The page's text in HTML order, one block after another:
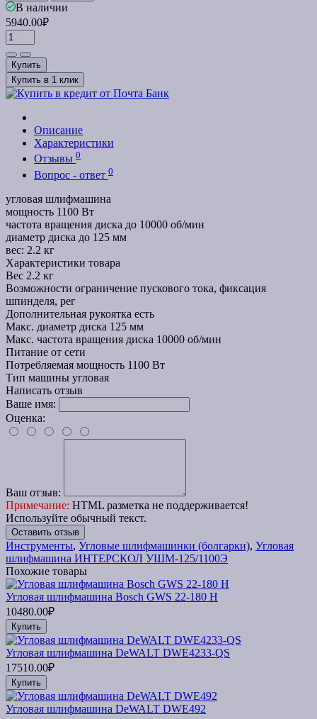
В наличии
5940.00₽
Купить
Купить в 1 клик
Описание
Характеристики
Отзывы 0
Вопрос - ответ 0
угловая шлифмашина
мощность 1100 Вт
частота вращения диска до 10000 об/мин
диаметр диска до 125 мм
вес: 2.2 кг
Характеристики товара
Вес 2.2 кг
Возможности ограничение пускового тока, фиксация
шпинделя, рег
Дополнительная рукоятка есть
Макс. диаметр диска 125 мм
Макс. частота вращения диска 10000 об/мин
Питание от сети
Потребляемая мощность 1100 Вт
Тип машины угловая
Написать отзыв
Ваше имя:
Оценка:
Ваш отзыв:
Примечание: HTML разметка не поддерживается!
Используйте обычный текст.
Оставить отзыв
Инструменты, Угловые шлифмашинки (болгарки), Угловая
шлифмашина ИНТЕРСКОЛ УШМ-125/1100Э
Похожие товары
Угловая шлифмашина Bosch GWS 22-180 H
10480.00₽
Купить
Угловая шлифмашина DeWALT DWE4233-QS
17510.00₽
Купить
Угловая шлифмашина DeWALT DWE492